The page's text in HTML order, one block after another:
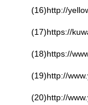
(16)http://
(17)https://
(18)https://
(19)http://
(20)http://